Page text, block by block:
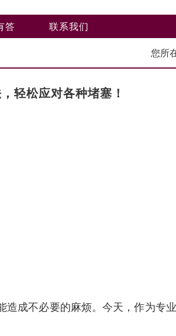
答 联系我们
您所
轻松应对各种堵塞！
成不必要的麻烦。今天，作为专